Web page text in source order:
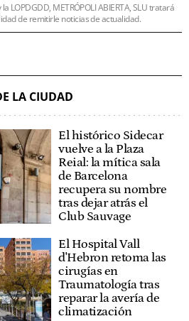
LOPDGDD, METRÓPOLI ABIERTA, SLU tratará
de remitirle noticias de actualidad.
LA CIUDAD
El histórico Sidecar
vuelve a la Plaza
Reial: la mítica sala
de Barcelona
recupera su nombre
tras dejar atrás el
Club Sauvage
El Hospital Vall
d'Hebron retoma las
cirugías en
Traumatología tras
reparar la avería de
climatización